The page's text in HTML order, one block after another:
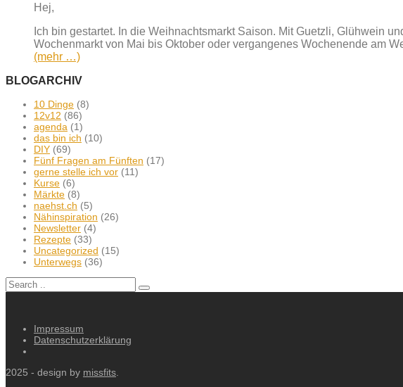
Hej,
Ich bin gestartet. In die Weihnachtsmarkt Saison. Mit Guetzli, Glühwein
Wochenmarkt von Mai bis Oktober oder vergangenes Wochenende am
(mehr …)
BLOGARCHIV
10 Dinge (8)
12v12 (86)
agenda (1)
das bin ich (10)
DIY (69)
Fünf Fragen am Fünften (17)
gerne stelle ich vor (11)
Kurse (6)
Märkte (8)
naehst.ch (5)
Nähinspiration (26)
Newsletter (4)
Rezepte (33)
Uncategorized (15)
Unterwegs (36)
Impressum
Datenschutzerklärung
2025 - design by missfits